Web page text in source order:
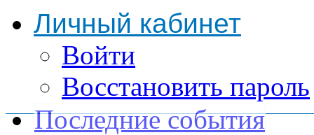
Личный кабинет
Войти
Восстановить пароль
Последние события